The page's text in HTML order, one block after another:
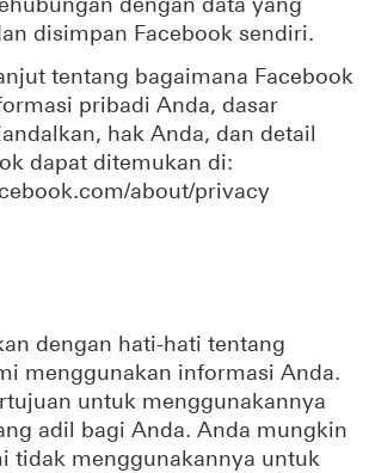
disimpan Facebook sendiri.
tentang bagaimana Facebook
pribadi Anda, dasar
hak Anda, dan detail
dapat ditemukan di:
about/privacy
dengan hati-hati tentang
menggunakan informasi Anda.
untuk menggunakannya
adil bagi Anda. Anda mungkin
tidak menggunakannya untuk